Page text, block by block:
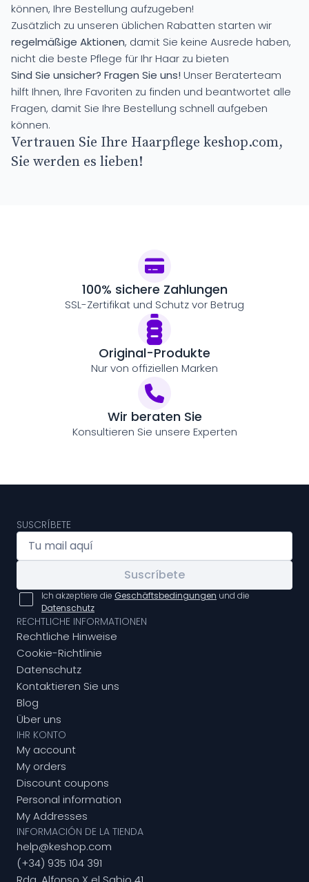
können, Ihre Bestellung aufzugeben!
Zusätzlich zu unseren üblichen Rabatten starten wir
regelmäßige Aktionen, damit Sie keine Ausrede haben,
nicht die beste Pflege für Ihr Haar zu bieten
Sind Sie unsicher? Fragen Sie uns! Unser Beraterteam
hilft Ihnen, Ihre Favoriten zu finden und beantwortet alle
Fragen, damit Sie Ihre Bestellung schnell aufgeben
können.
Vertrauen Sie Ihre Haarpflege keshop.com,
Sie werden es lieben!
100% sichere Zahlungen
SSL-Zertifikat und Schutz vor Betrug
Original-Produkte
Nur von offiziellen Marken
Wir beraten Sie
Konsultieren Sie unsere Experten
SUSCRÍBETE
Suscríbete
Ich akzeptiere die Geschäftsbedingungen und die
Datenschutz
RECHTLICHE INFORMATIONEN
Rechtliche Hinweise
Cookie-Richtlinie
Datenschutz
Kontaktieren Sie uns
Blog
Über uns
IHR KONTO
My account
My orders
Discount coupons
Personal information
My Addresses
INFORMACIÓN DE LA TIENDA
help@keshop.com
(+34) 935 104 391